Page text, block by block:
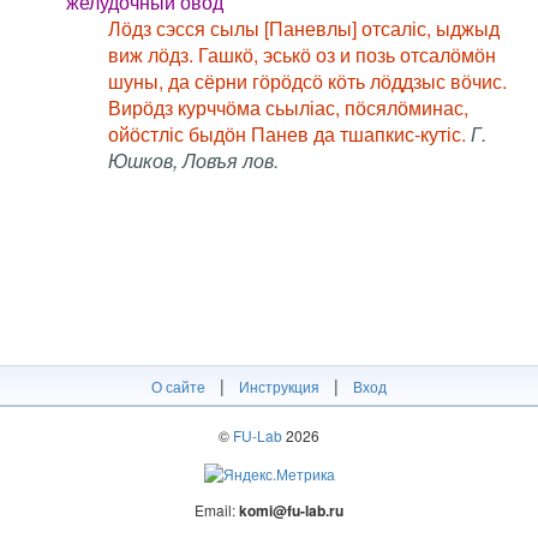
Лӧдз сэсся сылы [Паневлы] отсаліс, ыджыд
виж лӧдз. Гашкӧ, эськӧ оз и позь отсалӧмӧн
шуны, да сёрни гӧрӧдсӧ кӧть лӧддзыс вӧчис.
Вирӧдз курччӧма сьыліас, пӧсялӧминас,
ойӧстліс быдӧн Панев да тшапкис-кутіс. Г.
Юшков, Ловъя лов.
О сайте | Инструкция | Вход
© FU-Lab2026
Email:komi@fu-lab.ru